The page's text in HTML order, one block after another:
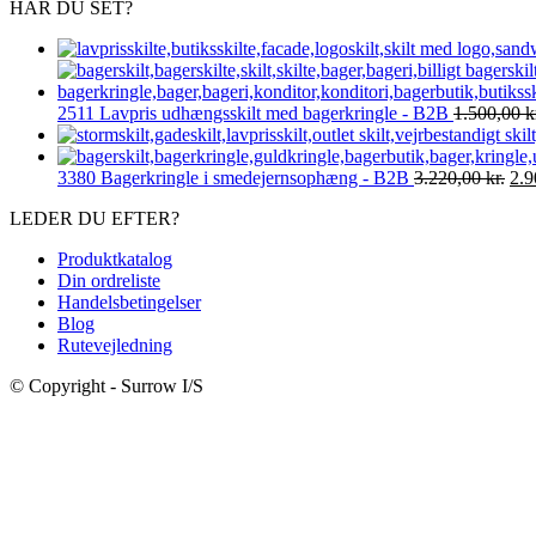
HAR DU SET?
2511 Lavpris udhængsskilt med bagerkringle - B2B 1.500,00
3380 Bagerkringle i smedejernsophæng - B2B 3.220,00kr.
LEDER DU EFTER?
Produktkatalog
Din ordreliste
Handelsbetingelser
Blog
Rutevejledning
© Copyright - Surrow I/S